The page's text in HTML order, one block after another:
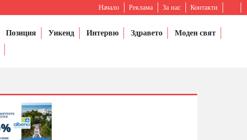
Начало Реклама За нас Контакти
Позиция Уикенд Интервю Здравето
Моден свят